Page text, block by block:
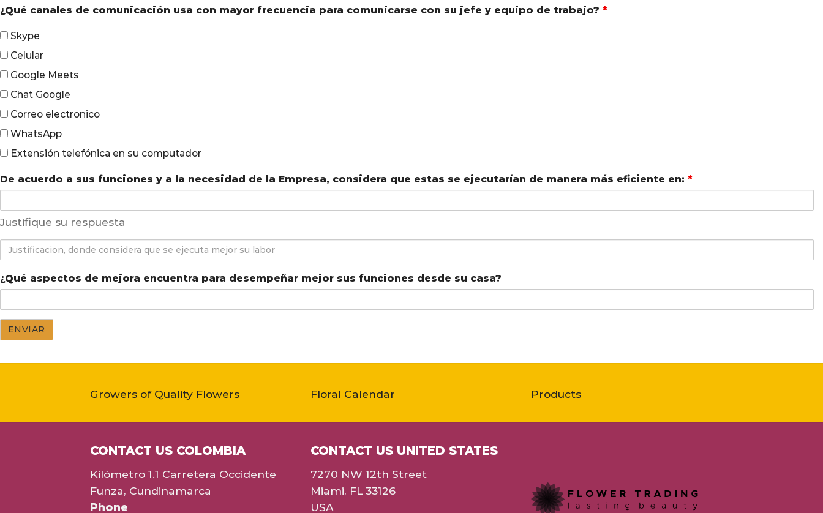
prefiere
¿Qué canales de comunicación usa con mayor frecuencia para comunicarse con su jefe y equipo de trabajo? *
Skype
Celular
Google Meets
Chat Google
Correo electronico
WhatsApp
Extensión telefónica en su computador
De acuerdo a sus funciones y a la necesidad de la Empresa, considera que estas se ejecutarían de manera más eficiente en: *
Justifique su respuesta
Justificacion,
donde
considera
que
se
ejecuta
mejor
¿Qué aspectos de mejora encuentra para desempeñar mejor sus funciones desde su casa?
Growers of Quality Flowers Floral Calendar Products
CONTACT US COLOMBIA
Kilómetro 1.1 Carretera Occidente
Funza, Cundinamarca
Phone
CONTACT US UNITED STATES
7270 NW 12th Street
Miami, FL 33126
USA